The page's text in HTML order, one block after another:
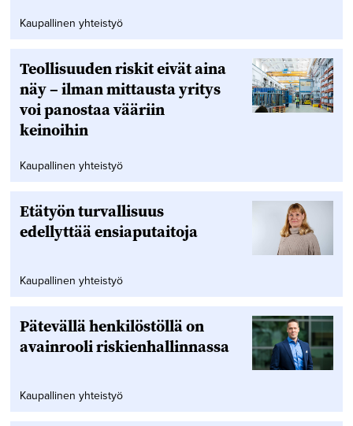
Kaupallinen yhteistyö
Teollisuuden riskit eivät aina
näy – ilman mittausta yritys
voi panostaa vääriin
keinoihin
Kaupallinen yhteistyö
Etätyön turvallisuus
edellyttää ensiaputaitoja
Kaupallinen yhteistyö
Pätevällä henkilöstöllä on
avainrooli riskienhallinnassa
Kaupallinen yhteistyö